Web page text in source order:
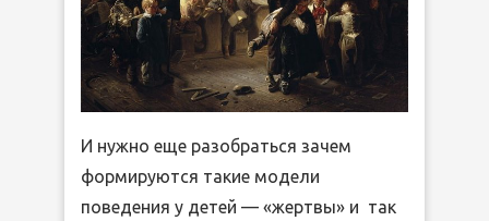
И нужно еще разобраться зачем
формируются такие модели
поведения у детей — «жертвы» и так